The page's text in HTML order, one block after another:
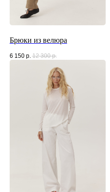
Брюки из велюра
6 150 р. 12 300 р.